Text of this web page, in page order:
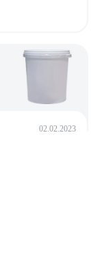
02.02.2023